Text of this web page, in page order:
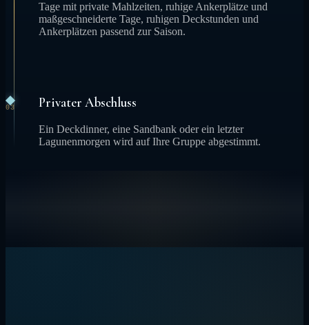
Tage mit private Mahlzeiten, ruhige Ankerplätze und
maßgeschneiderte Tage, ruhigen Deckstunden und
Ankerplätzen passend zur Saison.
03 Privater Abschluss
Ein Deckdinner, eine Sandbank oder ein letzter
Lagunenmorgen wird auf Ihre Gruppe abgestimmt.